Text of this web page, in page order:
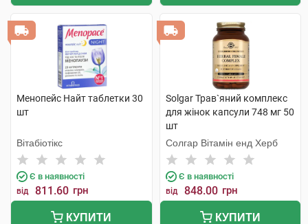
Менопейс Найт таблетки 30
шт
Вітабіотікс
Є в наявності
від 811.60 грн
КУПИТИ
Solgar Трав`яний комплекс
для жінок капсули 748 мг 50
шт
Солгар Вітамін енд Херб
Є в наявності
від 848.00 грн
КУПИТИ